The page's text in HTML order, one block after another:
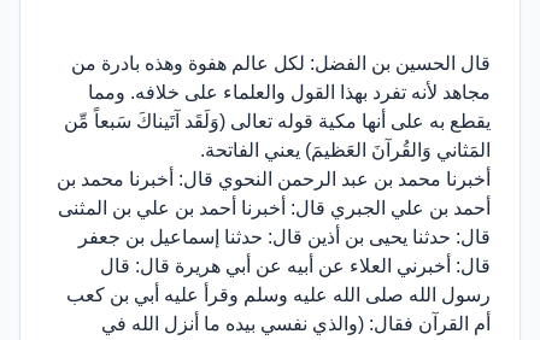
قال الحسين بن الفضل: لكل عالم هفوة وهذه بادرة من
مجاهد لأنه تفرد بهذا القول والعلماء على خلافه. ومما
يقطع به على أنها مكية قوله تعالى (وَلَقَد آتَيناكَ سَبعاً مِّن
المَثاني وَالقُرآنَ العَظيمَ) يعني الفاتحة.
أخبرنا محمد بن عبد الرحمن النحوي قال: أخبرنا محمد بن
أحمد بن علي الجبري قال: أخبرنا أحمد بن علي بن المثنى
قال: حدثنا يحيى بن أذين قال: حدثنا إسماعيل بن جعفر
قال: أخبرني العلاء عن أبيه عن أبي هريرة قال: قال
رسول الله صلى الله عليه وسلم وقرأ عليه أبي بن كعب
أم القرآن فقال: (والذي نفسي بيده ما أنزل الله في